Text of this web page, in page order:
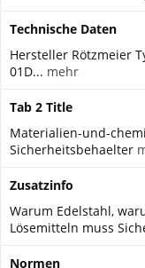
Technische Daten
Hersteller Rötzmeier
01D... mehr
Tab 2 Title
Materialien-und-
Sicherheitsbehaelter
Zusatzinfo
Warum Edelstahl,
Lösemitteln muss
Normen